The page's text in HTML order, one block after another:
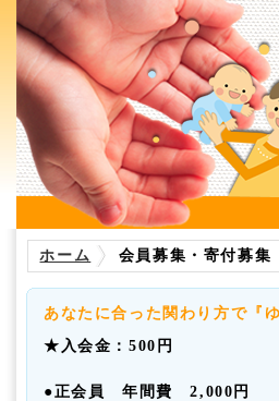
ホーム 会員募集・寄付募集
あなたに合った関わり方で『
★入会金：500円
●正会員 年間費 2,000円